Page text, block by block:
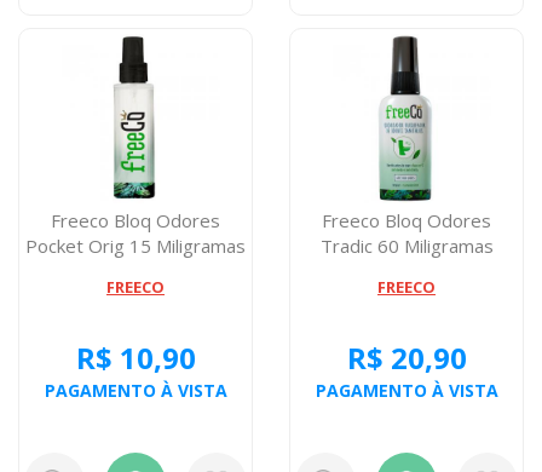
Freeco Bloq Odores
Pocket Orig 15 Miligramas
FREECO
R$ 10,90
PAGAMENTO À VISTA
Freeco Bloq Odores
Tradic 60 Miligramas
FREECO
R$ 20,90
PAGAMENTO À VISTA